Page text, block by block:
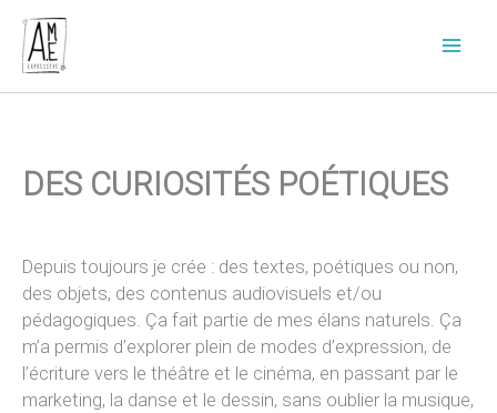
contenu
DES CURIOSITÉS POÉTIQUES
Depuis toujours je crée : des textes, poétiques ou non,
des objets, des contenus audiovisuels et/ou
pédagogiques. Ça fait partie de mes élans naturels. Ça
m’a permis d’explorer plein de modes d’expression, de
l’écriture vers le théâtre et le cinéma, en passant par le
marketing, la danse et le dessin, sans oublier la musique,